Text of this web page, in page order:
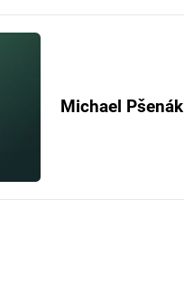
Michael Pšenák